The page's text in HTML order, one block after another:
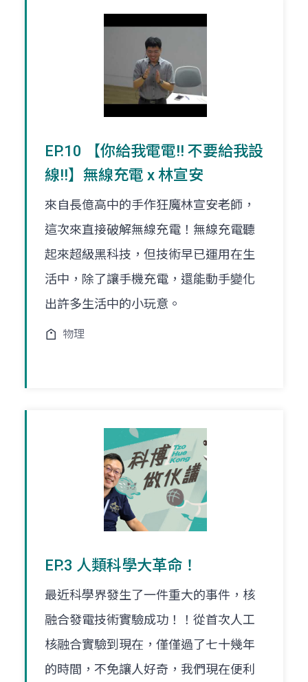
EP.10 【你給我電電!! 不要給我設
線!!】無線充電 x 林宣安
來自長億高中的手作狂魔林宣安老師，
這次來直接破解無線充電！無線充電聽
起來超級黑科技，但技術早已運用在生
活中，除了讓手機充電，還能動手變化
出許多生活中的小玩意。
物理
EP.3 人類科學大革命！
最近科學界發生了一件重大的事件，核
融合發電技術實驗成功！！從首次人工
核融合實驗到現在，僅僅過了七十幾年
的時間，不免讓人好奇，我們現在便利